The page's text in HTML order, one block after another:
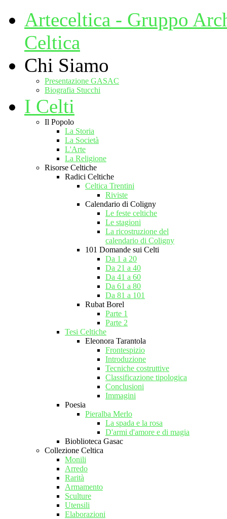
Arteceltica - Gruppo
Celtica
Chi Siamo
Presentazione GASAC
Biografia Stucchi
I Celti
Il Popolo
La Storia
La Società
L'Arte
La Religione
Risorse Celtiche
Radici Celtiche
Celtica Trentini
Riviste
Calendario di Coligny
Le feste celtiche
Le stagioni
La ricostruzione del
calendario di Coligny
101 Domande sui Celti
Da 1 a 20
Da 21 a 40
Da 41 a 60
Da 61 a 80
Da 81 a 101
Rubat Borel
Parte 1
Parte 2
Tesi Celtiche
Eleonora Tarantola
Frontespizio
Introduzione
Tecniche costruttive
Classificazione tipologica
Conclusioni
Immagini
Poesia
Pieralba Merlo
La spada e la rosa
D'armi d'amore e di magia
Bioblioteca Gasac
Collezione Celtica
Monili
Arredo
Rarità
Armamento
Sculture
Utensili
Elaborazioni